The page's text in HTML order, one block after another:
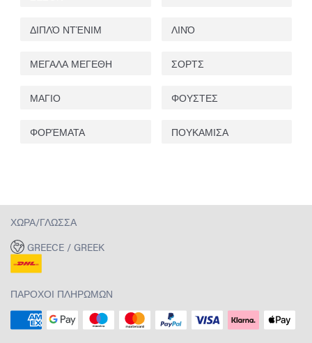
ΔΙΠΛΌ ΝΤΈΝΙΜ ΛΙΝΌ
ΜΕΓΑΛΑ ΜΕΓΕΘΗ ΣΟΡΤΣ
ΜΑΓΙΟ ΦΟΥΣΤΕΣ
ΦΟΡΈΜΑΤΑ ΠΟΥΚΑΜΙΣΑ
ΧΏΡΑ/ΓΛΏΣΣΑ
GREECE / GREEK
ΠΆΡΟΧΟΙ ΠΛΗΡΩΜΏΝ